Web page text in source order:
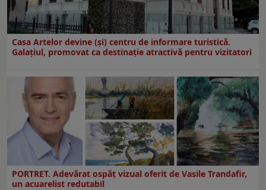
Casa Artelor devine (şi) centru de informare turistică.
Galaţiul, promovat ca destinaţie atractivă pentru vizitatori
PORTRET. Adevărat ospăț vizual oferit de Vasile Trandafir,
un acuarelist redutabil